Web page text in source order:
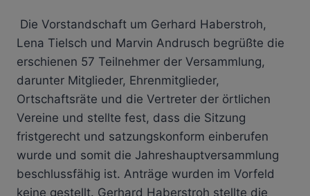
Die Vorstandschaft um Gerhard Haberstroh,
Lena Tielsch und Marvin Andrusch begrüßte die
erschienen 57 Teilnehmer der Versammlung,
darunter Mitglieder, Ehrenmitglieder,
Ortschaftsräte und die Vertreter der örtlichen
Vereine und stellte fest, dass die Sitzung
fristgerecht und satzungskonform einberufen
wurde und somit die Jahreshauptversammlung
beschlussfähig ist. Anträge wurden im Vorfeld
keine gestellt. Gerhard Haberstroh stellte die